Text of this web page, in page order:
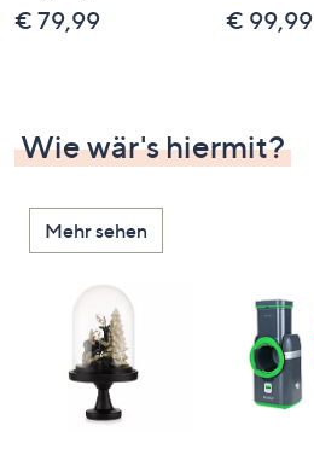
€ 79,99 € 99,99
Wie wär's hiermit?
Mehr sehen